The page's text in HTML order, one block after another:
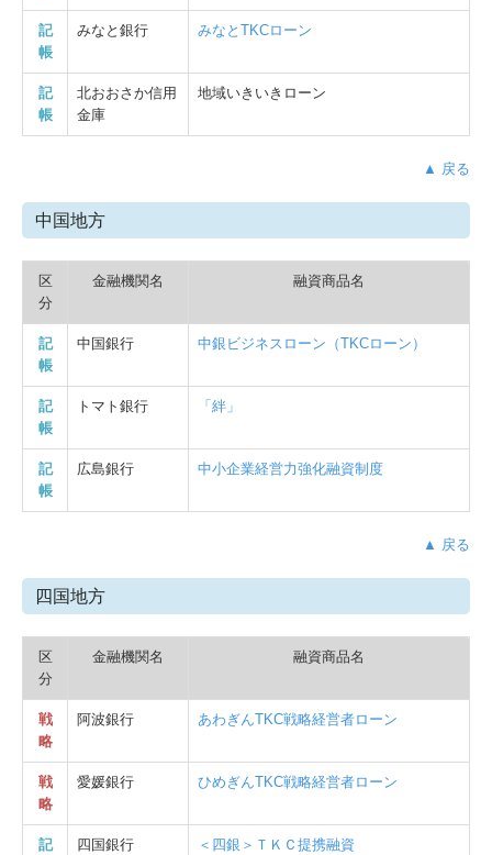
記
帳
みなと銀行 みなとTKCローン
記
帳
北おおさか信用
金庫
地域いきいきローン
▲ 戻る
中国地方
区
分
金融機関名 融資商品名
記
帳
中国銀行 中銀ビジネスローン（TKCローン）
記
帳
トマト銀行 「絆」
記
帳
広島銀行 中小企業経営力強化融資制度
▲ 戻る
四国地方
区
分
金融機関名 融資商品名
戦
略
阿波銀行 あわぎんTKC戦略経営者ローン
戦
略
愛媛銀行 ひめぎんTKC戦略経営者ローン
記
四国銀行 ＜四銀＞ＴＫＣ提携融資